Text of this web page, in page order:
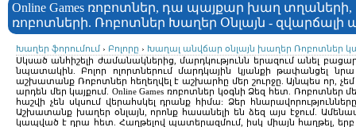
Online Games ռոբոտներ, դա պայքար խաղ
ռոբոտների. Ռոբոտներ Խաղեր Օնլայն -
Խաղեր ֆորումում › Բոլորը › Խաղալ անվճար օնլայն խաղեր Ռոբոտներ
Սկսած անհիշելի ժամանակներից, մարդկությունն երազում անել
նպատակին. Բոլոր ոլորտներում մարդկային կյանքի թափանցել
աշխատանք Ռոբոտներ հեղեղվել է աշխարհը մեր շուրջը. Այնպես որ,
արդեն մեր կայքում. Online Games ռոբոտներ կօգնի Ձեզ հետ.
հաշվի չեն սկսում վերահսկել դրանք հիմա: Ձեր
Աշխատանք խաղեր օնլայն, որոնք հասանելի են ձեզ այս էջում.
կապված է դրա հետ. Հաղթելով պատերազմում, իսկ միայն հաղթել,